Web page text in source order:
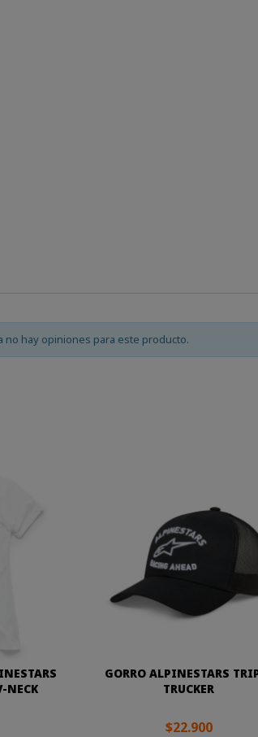
no hay opiniones para este producto.
NECK
GORRO ALPINESTARS
TRUCKER
$22.900